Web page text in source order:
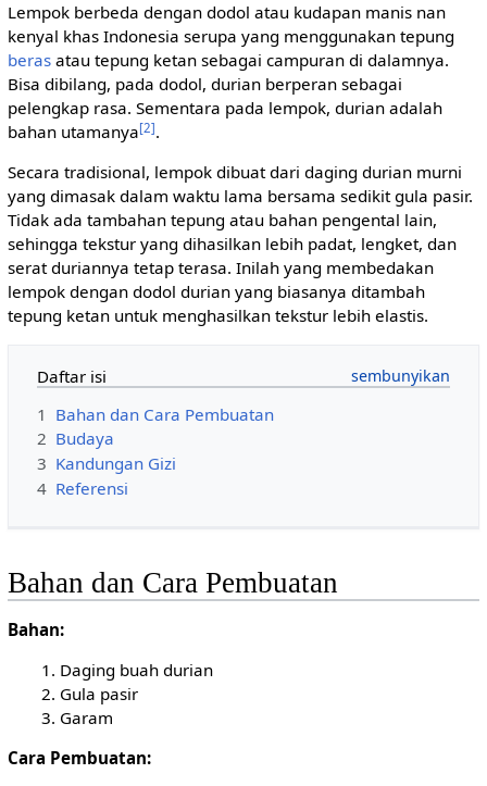
Lempok berbeda dengan dodol atau kudapan manis nan
kenyal khas Indonesia serupa yang menggunakan tepung
berasatau tepung ketan sebagai campuran di dalamnya.
Bisa dibilang, pada dodol, durian berperan sebagai
pelengkap rasa. Sementara pada lempok, durian adalah
bahan utamanya[2].
Secara tradisional, lempok dibuat dari daging durian murni
yang dimasak dalam waktu lama bersama sedikit gula pasir.
Tidak ada tambahan tepung atau bahan pengental lain,
sehingga tekstur yang dihasilkan lebih padat, lengket, dan
serat duriannya tetap terasa. Inilah yang membedakan
lempok dengan dodol durian yang biasanya ditambah
tepung ketan untuk menghasilkan tekstur lebih elastis.
Daftar isi
1 Bahan dan Cara Pembuatan
2 Budaya
3 Kandungan Gizi
4 Referensi
Bahan dan Cara Pembuatan
Bahan:
Daging buah durian
Gula pasir
Garam
Cara Pembuatan: